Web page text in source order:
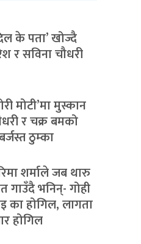
के पता’ खोज्दै
र सविना चौधरी
मोटी’मा मुस्कान
र चक्र बमको
ठुम्का
शर्माले जब थारु
गाउँदै भनिन्- गोही
का होगिल, लागता
होगिल